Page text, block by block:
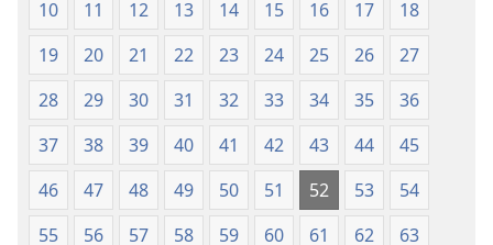
Mpya
(Chapa
ya
Jalada
Jepesi)
10
11 12 13 14 15 16 17
18
19
20 21 22 23 24 25 26
27
28
29 30 31 32 33 34 35
36
37
38 39 40 41 42 43 44
45
46
47 48 49 50 51 52 53
54
55
56 57 58 59 60 61 62
63